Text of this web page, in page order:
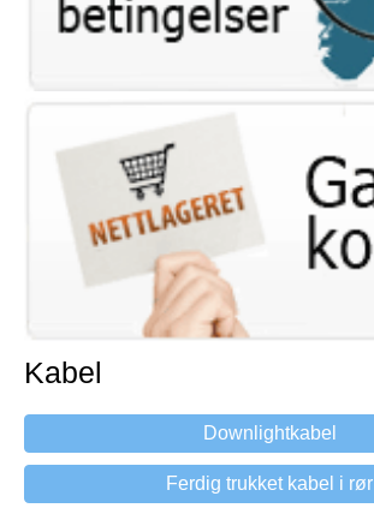
Kabel
Downlightkabel
Ferdig trukket kabel i rør